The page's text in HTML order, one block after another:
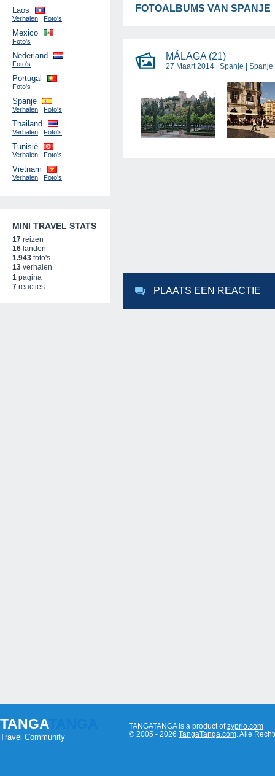
FOTOALBUMS VAN SPANJE
MÁLAGA (21)
27 Maart 2014 | Spanje | Spanje
PLAATS EEN REACTIE
Laos
Verhalen | Foto's
Mexico
Foto's
Nederland
Foto's
Portugal
Foto's
Spanje
Verhalen | Foto's
Thailand
Verhalen | Foto's
Tunisië
Verhalen | Foto's
Vietnam
Verhalen | Foto's
MINI TRAVEL STATS
17 reizen
16 landen
1.943 foto's
13 verhalen
1 pagina
7 reacties
TANGATANGA
Travel Community
TANGATANGA is a product ofzyprio.com
© 2005 - 2026 TangaTanga.com . Alle